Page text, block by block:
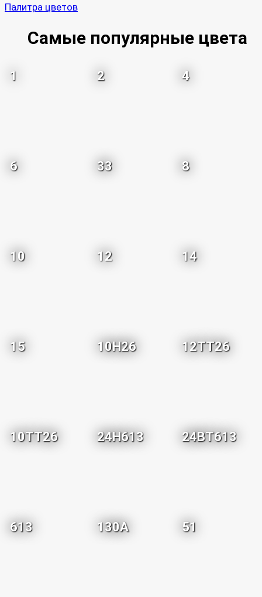
Палитра цветов
Самые популярные цвета
1 2 4
6 33 8
10 12 14
15 10H26 12TT26
10TT26 24H613 24BT613
613 130A 51